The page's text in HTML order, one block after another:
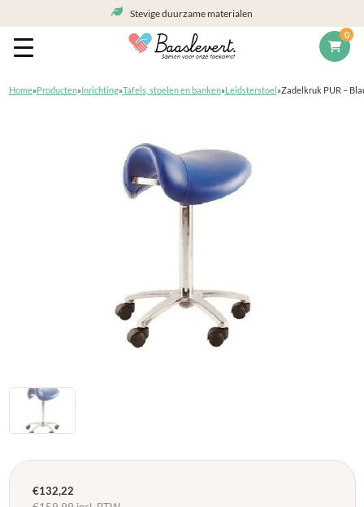
0
Stevige duurzame materialen
Home»Producten»Inrichting»Tafels, stoelen en banken»Leidsterstoel»Zadelkruk PUR –
€132,22